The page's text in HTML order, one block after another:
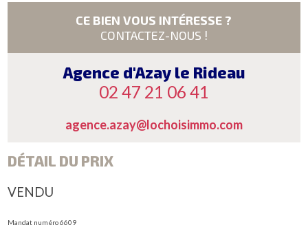
CE BIEN VOUS INTÉRESSE ?
CONTACTEZ-NOUS !
Agence d'Azay le Rideau
02 47 21 06 41
agence.azay@lochoisimmo.com
DÉTAIL DU PRIX
VENDU
Mandat numéro 6609